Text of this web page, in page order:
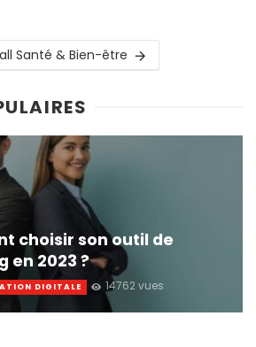
Santé & Bien-être
choisir son outil de
en 2023 ?
DIGITALE 14762 vues